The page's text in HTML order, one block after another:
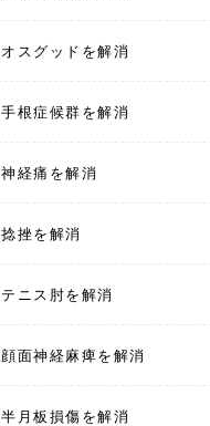
オスグッドを解消
手根症候群を解消
神経痛を解消
捻挫を解消
テニス肘を解消
顔面神経麻痺を解消
半月板損傷を解消